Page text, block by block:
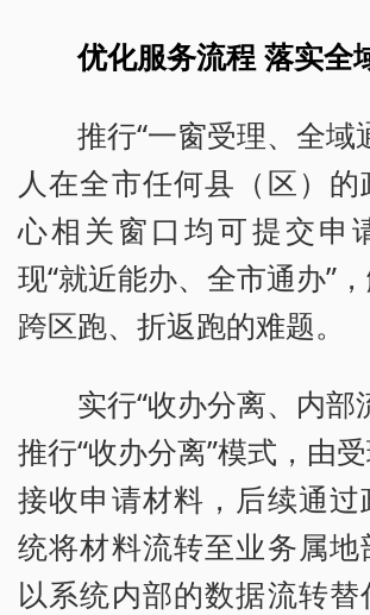
优化服务流程 落实全
推行“一窗受理、全域
人在全市任何县（区）的
心相关窗口均可提交申
现“就近能办、全市通办”
跨区跑、折返跑的难题。
实行“收办分离、内部
推行“收办分离”模式，由
接收申请材料，后续通
统将材料流转至业务属地
以系统内部的数据流转替